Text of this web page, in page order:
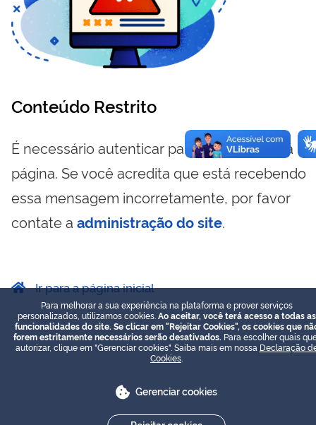
Conteúdo Restrito
É necessário autenticar para visualizar essa
página. Se você acredita que está recebendo
essa mensagem incorretamente, por favor
contate a administração do site.
Ir para a página inicial
Para melhorar a sua experiência na plataforma e prover serviços
personalizados, utilizamos cookies. Ao aceitar, você terá acesso a todas as
funcionalidades do site. Se clicar em "Rejeitar Cookies", os cookies que
forem estritamente necessários serão desativados. Para escolher quais
autorizar, clique em "Gerenciar cookies". Saiba mais em nossa Declaração
Cookies
Gerenciar cookies